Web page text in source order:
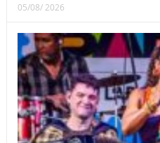
05/08/ 2026